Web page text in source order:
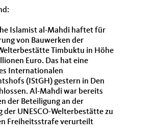
Islamist al-Mahdi haftet für
von Bauwerken der
Timbuktu in Höhe
Euro. Das hat eine
Internationalen
(IStGH) gestern in Den
Al-Mahdi war bereits
der Beteiligung an der
der UNESCO-Welterbestätte zu
Freiheitsstrafe verurteilt